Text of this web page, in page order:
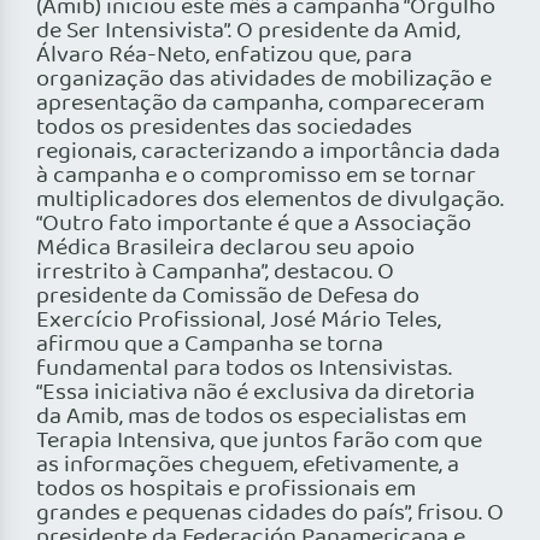
(Amib) iniciou este mês a campanha “Orgulho
de Ser Intensivista”. O presidente da Amid,
Álvaro Réa-Neto, enfatizou que, para
organização das atividades de mobilização e
apresentação da campanha, compareceram
todos os presidentes das sociedades
regionais, caracterizando a importância dada
à campanha e o compromisso em se tornar
multiplicadores dos elementos de divulgação.
“Outro fato importante é que a Associação
Médica Brasileira declarou seu apoio
irrestrito à Campanha”, destacou. O
presidente da Comissão de Defesa do
Exercício Profissional, José Mário Teles,
afirmou que a Campanha se torna
fundamental para todos os Intensivistas.
“Essa iniciativa não é exclusiva da diretoria
da Amib, mas de todos os especialistas em
Terapia Intensiva, que juntos farão com que
as informações cheguem, efetivamente, a
todos os hospitais e profissionais em
grandes e pequenas cidades do país”, frisou. O